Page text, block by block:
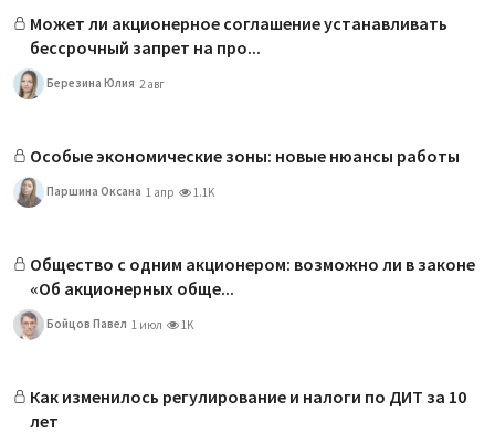
Может ли акционерное соглашение устанавливать
бессрочный запрет на про...
Березина Юлия 2 авг
Особые экономические зоны: новые нюансы работы
Паршина Оксана 1 апр 1.1K
Общество с одним акционером: возможно ли в законе
«Об акционерных обще...
Бойцов Павел 1 июл 1K
Как изменилось регулирование и налоги по ДИТ за 10
лет